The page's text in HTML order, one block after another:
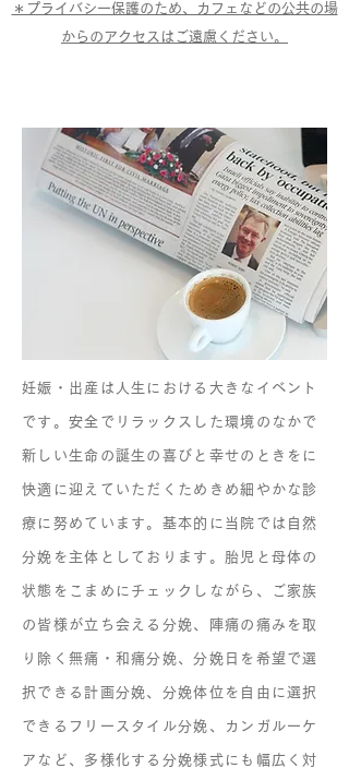
＊プライバシー保護のため、カフェなどの公共の場
からのアクセスはご遠慮ください。
妊娠・出産は人生における大きなイベント
です。安全でリラックスした環境のなかで
新しい生命の誕生の喜びと幸せのときをに
快適に迎えていただくためきめ細やかな診
療に努めています。基本的に当院では自然
分娩を主体としております。胎児と母体の
状態をこまめにチェックしながら、ご家族
の皆様が立ち会える分娩、陣痛の痛みを取
り除く無痛・和痛分娩、分娩日を希望で選
択できる計画分娩、分娩体位を自由に選択
できるフリースタイル分娩、カンガルーケ
アなど、多様化する分娩様式にも幅広く対